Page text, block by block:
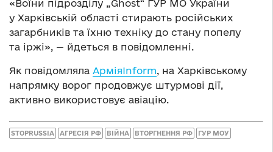
«Воїни підрозділу „Ghost“ ГУР МО України
у Харківській області стирають російських
загарбників та їхню техніку до стану попелу
та іржі», — йдеться в повідомленні.
Як повідомляла АрміяInform, на Харківському
напрямку ворог продовжує штурмові дії,
активно використовує авіацію.
STOPRUSSIA АГРЕСІЯ РФ ВІЙНА ВТОРГНЕННЯ РФ ГУР МОУ